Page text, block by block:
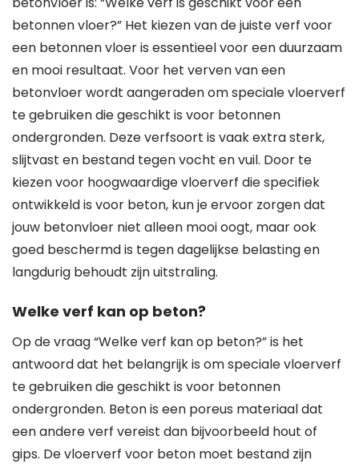
betonnen vloer?” Het kiezen van de juiste verf voor
een betonnen vloer is essentieel voor een duurzaam
en mooi resultaat. Voor het verven van een
betonvloer wordt aangeraden om speciale vloerverf
te gebruiken die geschikt is voor betonnen
ondergronden. Deze verfsoort is vaak extra sterk,
slijtvast en bestand tegen vocht en vuil. Door te
kiezen voor hoogwaardige vloerverf die specifiek
ontwikkeld is voor beton, kun je ervoor zorgen dat
jouw betonvloer niet alleen mooi oogt, maar ook
goed beschermd is tegen dagelijkse belasting en
langdurig behoudt zijn uitstraling.
Welke verf kan op beton?
Op de vraag “Welke verf kan op beton?” is het
antwoord dat het belangrijk is om speciale vloerverf
te gebruiken die geschikt is voor betonnen
ondergronden. Beton is een poreus materiaal dat
een andere verf vereist dan bijvoorbeeld hout of
gips. De vloerverf voor beton moet bestand zijn